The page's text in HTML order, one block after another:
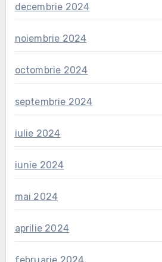
decembrie 2024
noiembrie 2024
octombrie 2024
septembrie 2024
iulie 2024
iunie 2024
mai 2024
aprilie 2024
februarie 2024